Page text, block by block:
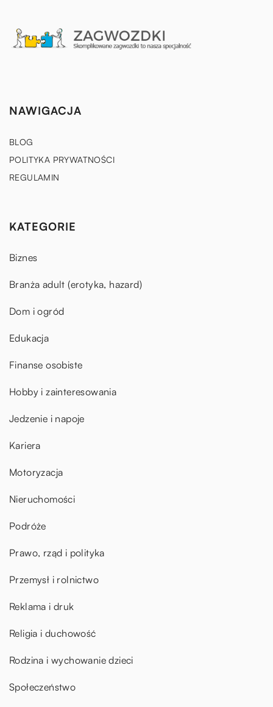
NAWIGACJA
BLOG
POLITYKA PRYWATNOŚCI
REGULAMIN
KATEGORIE
Biznes
Branża adult (erotyka, hazard)
Dom i ogród
Edukacja
Finanse osobiste
Hobby i zainteresowania
Jedzenie i napoje
Kariera
Motoryzacja
Nieruchomości
Podróże
Prawo, rząd i polityka
Przemysł i rolnictwo
Reklama i druk
Religia i duchowość
Rodzina i wychowanie dzieci
Społeczeństwo